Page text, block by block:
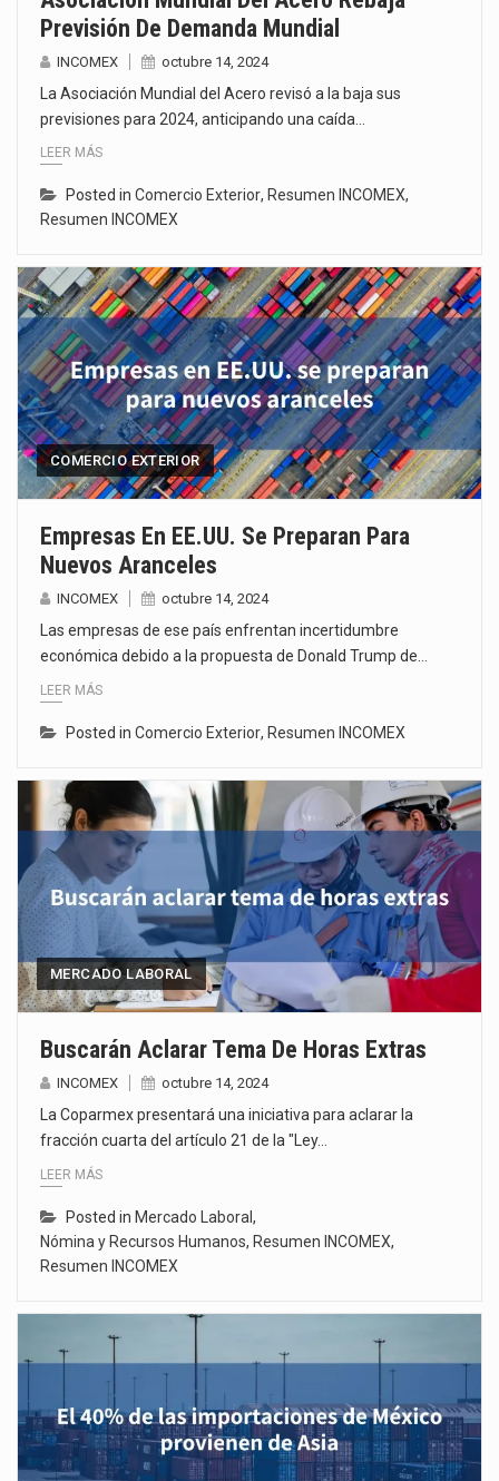
Previsión De Demanda Mundial
INCOMEX octubre 14, 2024
La Asociación Mundial del Acero revisó a la baja sus
previsiones para 2024, anticipando una caída…
LEER MÁS
Posted in Comercio Exterior, Resumen INCOMEX,
Resumen INCOMEX
COMERCIO EXTERIOR
Empresas En EE.UU. Se Preparan Para
Nuevos Aranceles
INCOMEX octubre 14, 2024
Las empresas de ese país enfrentan incertidumbre
económica debido a la propuesta de Donald Trump de…
LEER MÁS
Posted in Comercio Exterior, Resumen INCOMEX
MERCADO LABORAL
Buscarán Aclarar Tema De Horas Extras
INCOMEX octubre 14, 2024
La Coparmex presentará una iniciativa para aclarar la
fracción cuarta del artículo 21 de la "Ley…
LEER MÁS
Posted in Mercado Laboral,
Nómina y Recursos Humanos, Resumen INCOMEX,
Resumen INCOMEX